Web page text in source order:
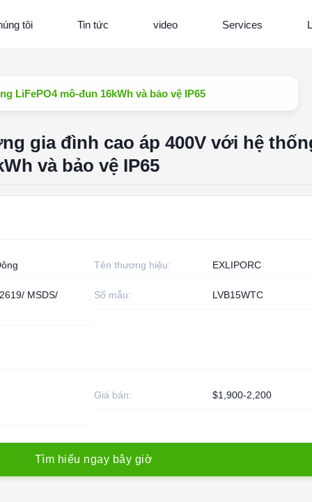
tôi Tin tức video Services
LiFePO4 mô-đun 16kWh và bảo vệ IP65
gia đình cao áp 400V với hệ
và bảo vệ IP65
Tên thương hiệu: EXLIPORC
MSDS/ Số mẫu: LVB15WTC
Giá bán: $1,900-2,200
Tìm hiểu ngay bây giờ